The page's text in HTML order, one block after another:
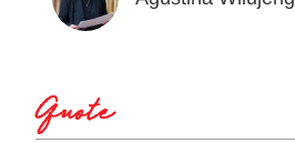
Quote